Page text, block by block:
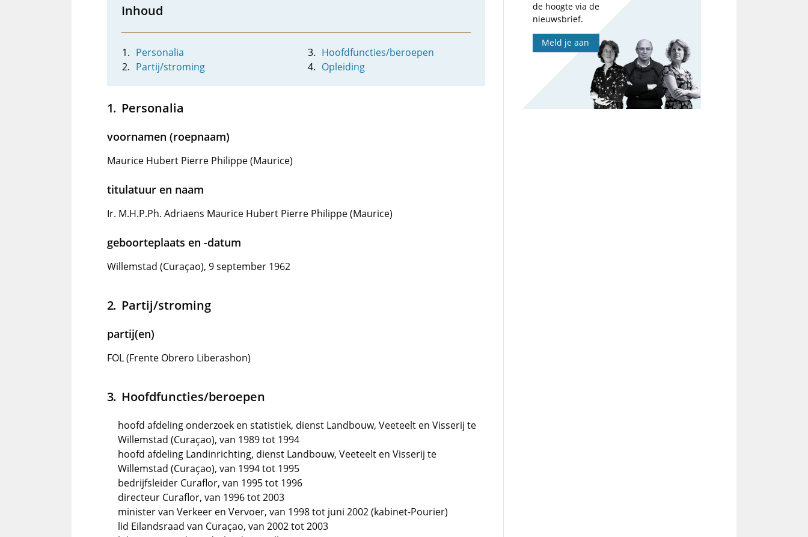
Inhoud
Personalia
Partij/stroming
Hoofdfuncties/beroepen
Opleiding
Personalia
voornamen (roepnaam)
Maurice Hubert Pierre Philippe (Maurice)
titulatuur en naam
Ir. M.H.P.Ph. Adriaens Maurice Hubert Pierre Philippe (Maurice)
geboorteplaats en -datum
Willemstad (Curaçao), 9 september 1962
Partij/stroming
partij(en)
FOL (Frente Obrero Liberashon)
Hoofdfuncties/beroepen
hoofd afdeling onderzoek en statistiek, dienst Landbouw, Veeteelt en Visserij te
Willemstad (Curaçao), van 1989 tot 1994
hoofd afdeling Landinrichting, dienst Landbouw, Veeteelt en Visserij te
Willemstad (Curaçao), van 1994 tot 1995
bedrijfsleider Curaflor, van 1995 tot 1996
directeur Curaflor, van 1996 tot 2003
minister van Verkeer en Vervoer, van 1998 tot juni 2002 (kabinet-Pourier)
lid Eilandsraad van Curaçao, van 2002 tot 2003
de hoogte via de
nieuwsbrief.
Meld je aan